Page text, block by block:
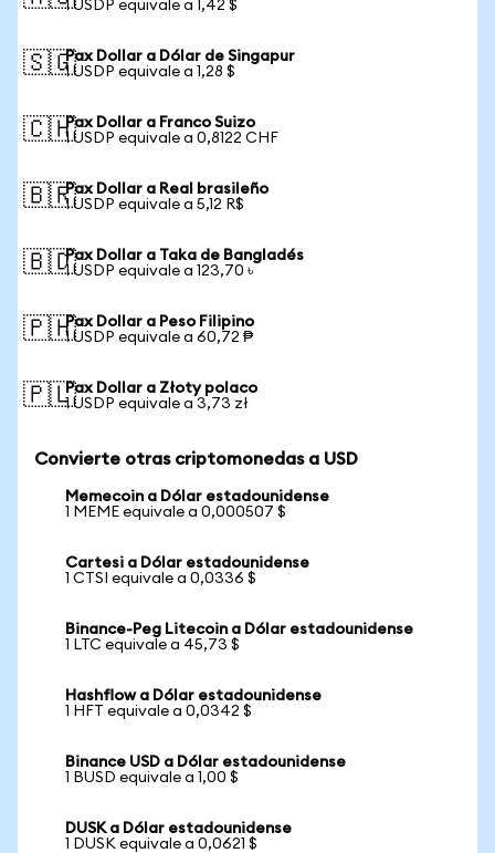
1 USDP equivale a 1,42 $
🇸🇬Pax Dollar a Dólar de Singapur
1 USDP equivale a 1,28 $
🇨🇭Pax Dollar a Franco Suizo
1 USDP equivale a 0,8122 CHF
🇧🇷Pax Dollar a Real brasileño
1 USDP equivale a 5,12 R$
🇧🇩Pax Dollar a Taka de Bangladés
1 USDP equivale a 123,70 ৳
🇵🇭Pax Dollar a Peso Filipino
1 USDP equivale a 60,72 ₱
🇵🇱Pax Dollar a Złoty polaco
1 USDP equivale a 3,73 zł
Convierte otras criptomonedas a USD
Memecoin a Dólar estadounidense
1 MEME equivale a 0,000507 $
Cartesi a Dólar estadounidense
1 CTSI equivale a 0,0336 $
Binance-Peg Litecoin a Dólar estadounidense
1 LTC equivale a 45,73 $
Hashflow a Dólar estadounidense
1 HFT equivale a 0,0342 $
Binance USD a Dólar estadounidense
1 BUSD equivale a 1,00 $
DUSK a Dólar estadounidense
1 DUSK equivale a 0,0621 $